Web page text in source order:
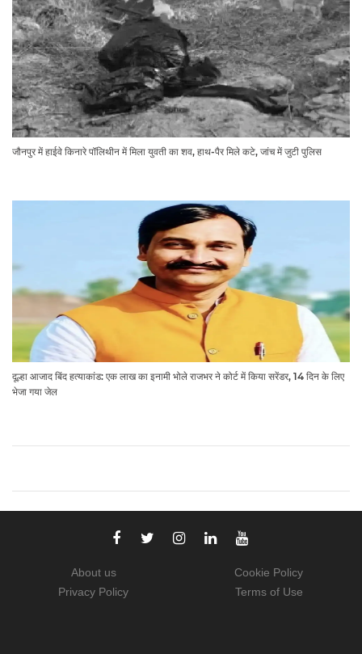
जौनपुर में हाईवे किनारे पॉलिथीन में मिला युवती का शव, हाथ-पैर मिले कटे, जांच में जुटी पुलिस
दूल्हा आजाद बिंद हत्याकांड: एक लाख का इनामी भोले राजभर ने कोर्ट में किया सरेंडर, 14 दिन के लिए
भेजा गया जेल
About us
Privacy Policy
Cookie Policy
Terms of Use